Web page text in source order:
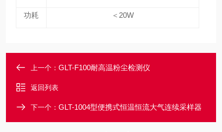
功耗 ＜20W
上一个： GLT-F100耐高温粉尘检测仪
返回列表
下一个： GLT-1004型便携式恒温恒流大气连续采样器